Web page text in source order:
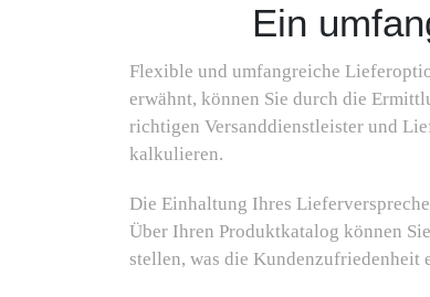
Ein
Flexible und umfangreiche
erwähnt, können Sie durch die
richtigen Versanddienstleister und
kalkulieren.
Die Einhaltung Ihres
Über Ihren Produktkatalog können
stellen, was die